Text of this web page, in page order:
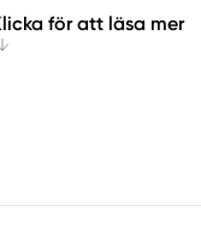
för att läsa mer